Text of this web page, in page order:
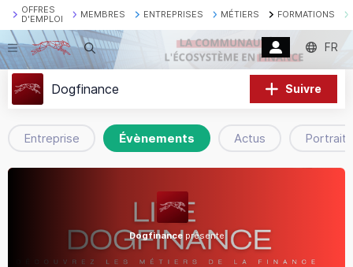
OFFRES
D'EMPLOI
MEMBRES ENTREPRISES MÉTIERS FORMATIONS
Recherche FR
Dogfinance Suivre
Entreprise Évènements Actus Portraits
Dogfinanceprésente